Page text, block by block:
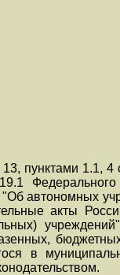
пунктами 1.1, 4
автономных
акты
в